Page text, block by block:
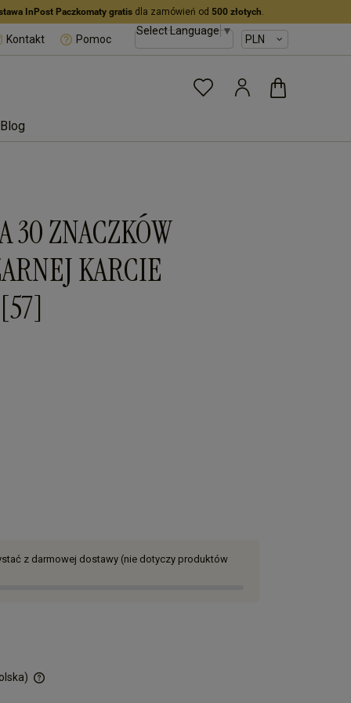
InPost Paczkomaty gratis dla zamówień od 500 złotych.
Select Language▼
Kontakt Pomoc
Blog
30 ZNACZKÓW
KARCIE
z darmowej dostawy (nie dotyczy produktów